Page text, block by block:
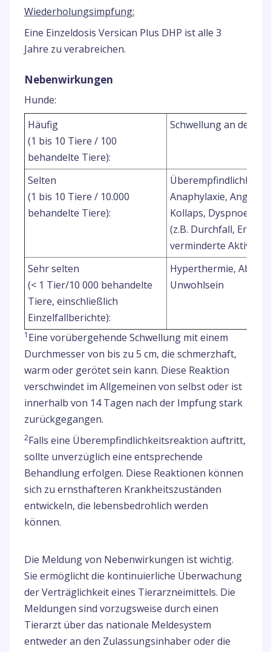
Wiederholungsimpfung:
Eine Einzeldosis Versican Plus DHP ist alle 3
Jahre zu verabreichen.
Nebenwirkungen
Hunde:
Häufig
(1 bis 10 Tiere / 100
behandelte Tiere):
Schwellung an der
Selten
(1 bis 10 Tiere / 10.000
behandelte Tiere):
Anaphylaxie,
Kollaps, Dyspnoe,
(z.B. Durchfall,
verminderte Aktivität
Sehr selten
(< 1 Tier/10 000 behandelte
Tiere, einschließlich
Einzelfallberichte):
Hyperthermie,
Unwohlsein
1 Eine vorübergehende Schwellung mit einem
Durchmesser von bis zu 5 cm, die schmerzhaft,
warm oder gerötet sein kann. Diese Reaktion
verschwindet im Allgemeinen von selbst oder ist
innerhalb von 14 Tagen nach der Impfung stark
zurückgegangen.
2Falls eine Überempfindlichkeitsreaktion auftritt,
sollte unverzüglich eine entsprechende
Behandlung erfolgen. Diese Reaktionen können
sich zu ernsthafteren Krankheitszuständen
entwickeln, die lebensbedrohlich werden
können.
Die Meldung von Nebenwirkungen ist wichtig.
Sie ermöglicht die kontinuierliche Überwachung
der Verträglichkeit eines Tierarzneimittels. Die
Meldungen sind vorzugsweise durch einen
Tierarzt über das nationale Meldesystem
entweder an den Zulassungsinhaber oder die